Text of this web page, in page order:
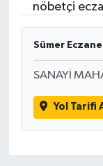
nöbetçi
Sümer
SANAYİ
Yol Tarifi